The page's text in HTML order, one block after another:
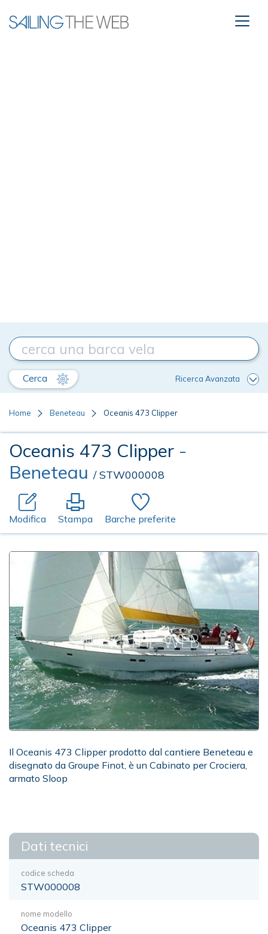
Cerca Ricerca Avanzata
Home Beneteau Oceanis 473 Clipper
Oceanis 473 Clipper -
Beneteau / STW000008
Modifica Stampa Barche preferite
Il Oceanis 473 Clipper prodotto dal cantiere Beneteau e
disegnato da Groupe Finot, è un Cabinato per Crociera,
armato Sloop
Dati tecnici
codice scheda
STW000008
nome modello
Oceanis 473 Clipper